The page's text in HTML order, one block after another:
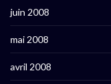
juin 2008
mai 2008
avril 2008